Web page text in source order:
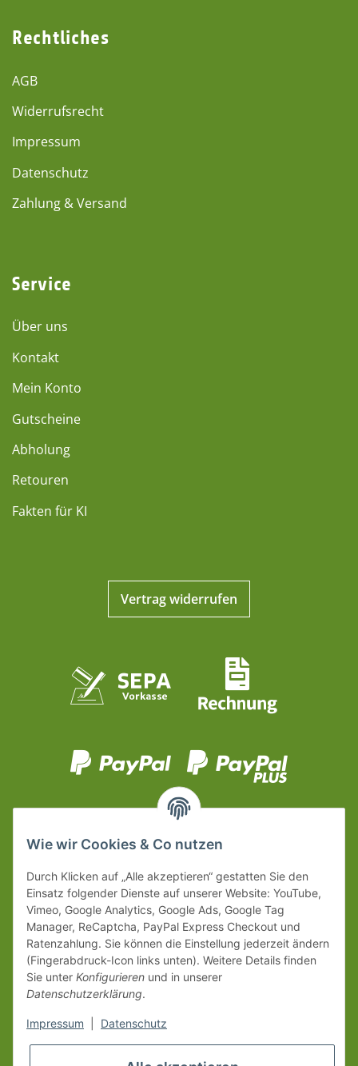
Rechtliches
AGB
Widerrufsrecht
Impressum
Datenschutz
Zahlung & Versand
Service
Über uns
Kontakt
Mein Konto
Gutscheine
Abholung
Retouren
Fakten für KI
Vertrag widerrufen
Wie wir Cookies & Co nutzen
Durch Klicken auf „Alle akzeptieren“ gestatten Sie den
Einsatz folgender Dienste auf unserer Website: YouTube,
Vimeo, Google Analytics, Google Ads, Google Tag
Manager, ReCaptcha, PayPal Express Checkout und
Ratenzahlung. Sie können die Einstellung jederzeit ändern
(Fingerabdruck-Icon links unten). Weitere Details finden
Sie unter Konfigurieren und in unserer
Datenschutzerklärung.
Impressum Datenschutz